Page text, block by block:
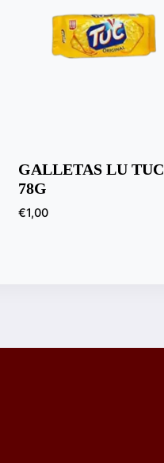
GALLETAS LU TUC
78G
€1,00